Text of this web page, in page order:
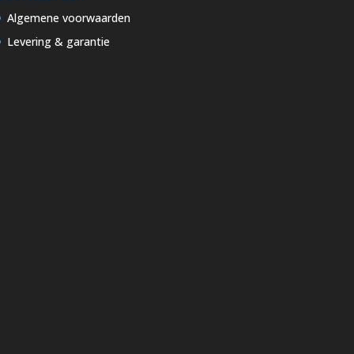
Algemene voorwaarden
Levering & garantie